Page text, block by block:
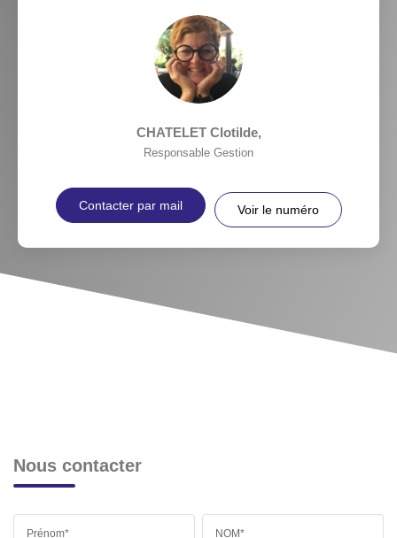
CHATELET Clotilde,
Responsable Gestion
Contacter par mail Voir le numéro
Nous contacter
Prénom* NOM*